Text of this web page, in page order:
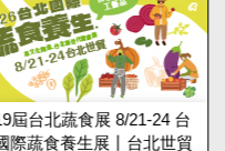
2026上聯台北國際
美髮展 韓國美容展